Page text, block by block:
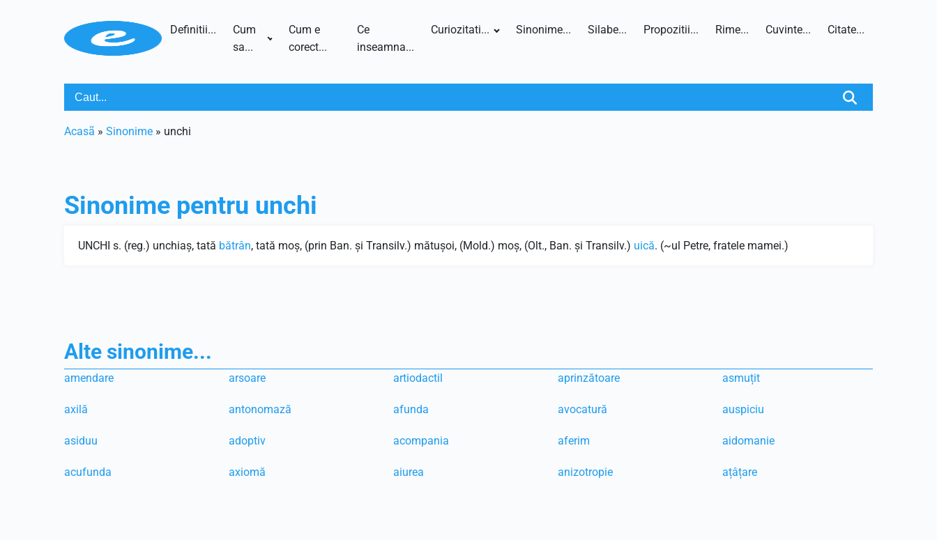
Definitii...
Cum
sa...
Cum e
corect...
Ce
inseamna...
Curiozitati... Sinonime... Silabe... Propozitii... Rime... Cuvinte... Citate...
Acasã » Sinonime » unchi
Sinonime pentru unchi
UNCHI s. (reg.) unchiaş, tată bătrân, tată moş, (prin Ban. şi Transilv.) mătuşoi, (Mold.) moş, (Olt., Ban. şi Transilv.) uică. (~ul Petre, fratele mamei.)
Alte sinonime...
amendare arsoare artiodactil aprinzătoare asmuțit
axilă antonomază afunda avocatură auspiciu
asiduu adoptiv acompania aferim aidomanie
acufunda axiomă aiurea anizotropie ațâțare